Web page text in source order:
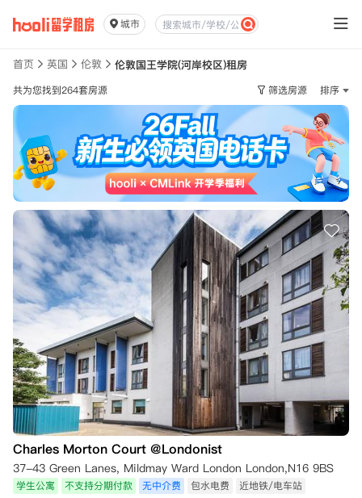
城市
首页 英国 伦敦 伦敦国王学院(河岸校区)租房
共为您找到264套房源 筛选房源 排序
Charles Morton Court @Londonist
37-43 Green Lanes, Mildmay Ward London London,N16 9BS
学生公寓 不支持分期付款 无中介费 包水电费 近地铁/电车站